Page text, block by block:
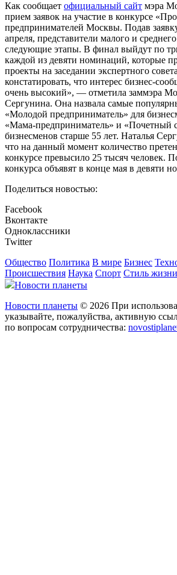
Как сообщает официальный сайт мэра
прием заявок на участие в конкурсе
предпринимателей Москвы. Подав
апреля, представители малого и
следующие этапы. В финал выйдут по
каждой из девяти номинаций, которые
проекты на заседании экспертного
констатировать, что интерес бизнес-
очень высокий», — отметила заммэра
Сергунина. Она назвала самые
«Молодой предприниматель» для
«Мама-предприниматель» и «Почетный
бизнесменов старше 55 лет. Наталья
что на данный момент количество
конкурсе превысило 25 тысяч человек.
конкурса объявят в конце мая в девяти
Поделиться новостью:
Facebook
Вконтакте
Одноклассники
Twitter
Общество Политика В мире Бизнес
Происшествия Наука Спорт Стиль жизни
Новости планеты
Новости планеты © 2026 При
указывайте, пожалуйства, активную
по вопросам сотрудничества: